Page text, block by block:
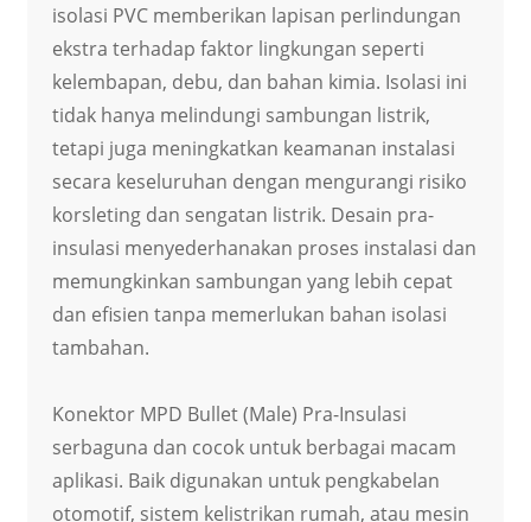
isolasi PVC memberikan lapisan perlindungan
ekstra terhadap faktor lingkungan seperti
kelembapan, debu, dan bahan kimia. Isolasi ini
tidak hanya melindungi sambungan listrik,
tetapi juga meningkatkan keamanan instalasi
secara keseluruhan dengan mengurangi risiko
korsleting dan sengatan listrik. Desain pra-
insulasi menyederhanakan proses instalasi dan
memungkinkan sambungan yang lebih cepat
dan efisien tanpa memerlukan bahan isolasi
tambahan.
Konektor MPD Bullet (Male) Pra-Insulasi
serbaguna dan cocok untuk berbagai macam
aplikasi. Baik digunakan untuk pengkabelan
otomotif, sistem kelistrikan rumah, atau mesin